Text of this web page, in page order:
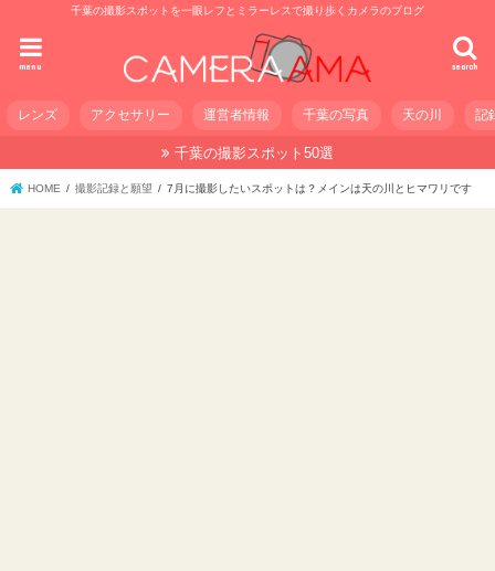
千葉の撮影スポットを一眼レフとミラーレスで撮り歩くカメラのブログ
search
menu
レンズ アクセサリー 運営者情報 千葉の写真 天の川 記
千葉の撮影スポット50選
HOME 撮影記録と願望 7月に撮影したいスポットは？メインは天の川とヒマワリです